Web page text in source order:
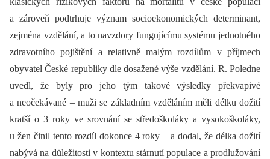
a zároveň podtrhuje význam socioekonomických determinant,
zejména vzdělání, a to navzdory fungujícímu systému jednotného
zdravotního pojištění a relativně malým rozdílům v příjmech
obyvatel České republiky dle dosažené výše vzdělání. R. Poledne
uvedl, že byly pro jeho tým takové výsledky překvapivé
a neočekávané –⁠ muži se základním vzděláním měli délku dožití
kratší o 3 roky ve srovnání se středoškoláky a vysokoškoláky,
u žen činil tento rozdíl dokonce 4 roky –⁠ a dodal, že délka dožití
nabývá na důležitosti v kontextu stárnutí populace a prodlužování